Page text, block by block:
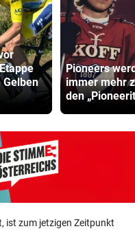
Pioneers
immer mehr
den
ist zum jetzigen Zeitpunkt